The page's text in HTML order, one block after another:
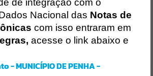
""
Por favor, aguarde...
de integração com o
Nacional das Notas de
com isso entraram em
acesse o link abaixo e
- MUNICÍPIO DE PENHA -
https:/penha.atende.net/cidadao/pagina/inf
wpo_index_2_base_l2_portal_editores_sync_